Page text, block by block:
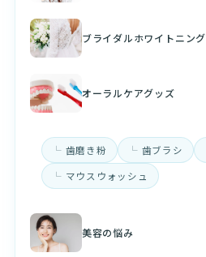
ブライダルホワイトニング
オーラルケアグッズ
歯磨き粉 歯ブラシ
マウスウォッシュ
美容の悩み